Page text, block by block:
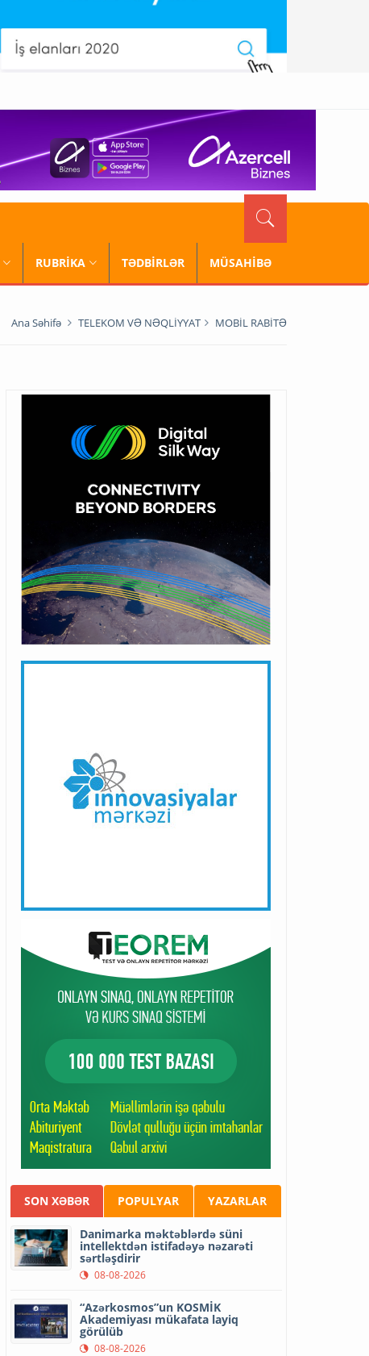
RUBRİKA TƏDBİRLƏR MÜSAHİBƏ
Ana Səhifə TELEKOM VƏ NƏQLİYYAT MOBİL RABİTƏ
SON XƏBƏR POPULYAR YAZARLAR
Danimarka məktəblərdə süni
intellektdən istifadəyə nəzarəti
sərtləşdirir
08-08-2026
“Azərkosmos”un KOSMİK
Akademiyası mükafata layiq
görülüb
08-08-2026